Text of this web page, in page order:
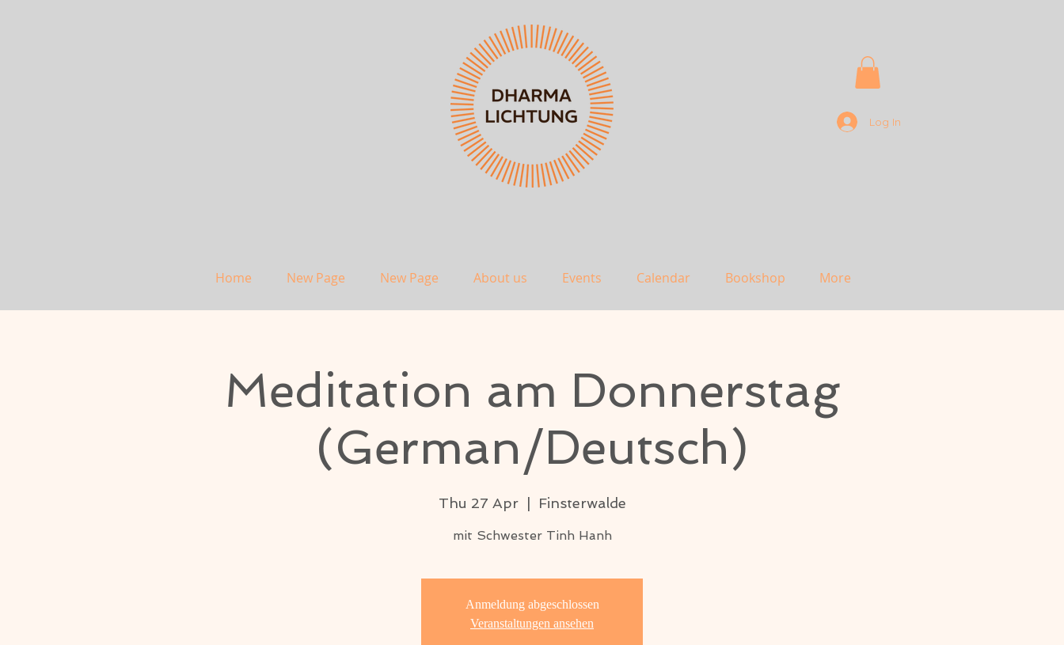
Log In
Home New Page New Page About us Events Calendar Bookshop More
Meditation am Donnerstag
(German/Deutsch)
Thu 27 Apr
  |
Finsterwalde
mit Schwester Tinh Hanh
Anmeldung abgeschlossen
Veranstaltungen ansehen